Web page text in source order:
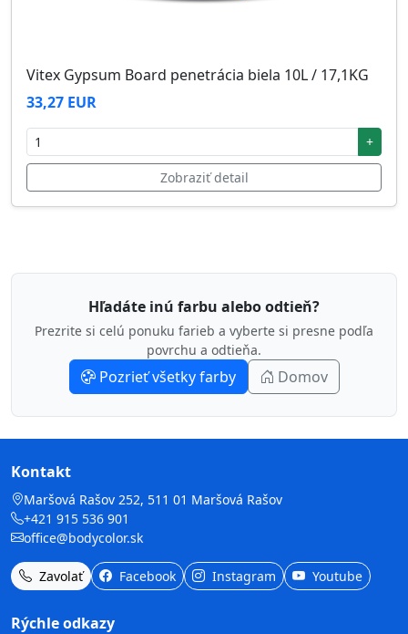
Vitex Gypsum Board penetrácia biela 10L / 17,1KG
33,27 EUR
+
Zobraziť detail
Hľadáte inú farbu alebo odtieň?
Prezrite si celú ponuku farieb a vyberte si presne podľa
povrchu a odtieňa.
Pozrieť všetky farby Domov
Kontakt
Maršová Rašov 252, 511 01 Maršová Rašov
+421 915 536 901
office@bodycolor.sk
Zavolať Facebook Instagram Youtube
Rýchle odkazy